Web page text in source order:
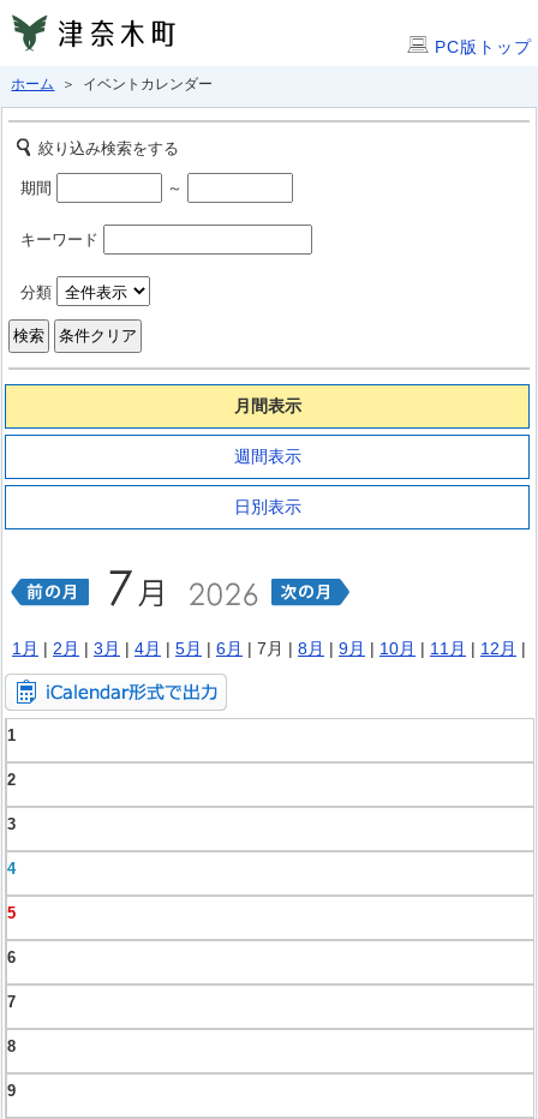
PC版トップ
ホーム ＞ イベントカレンダー
絞り込み検索をする
期間 ～
キーワード
分類
月間表示
週間表示
日別表示
1月 | 2月 | 3月 | 4月 | 5月 | 6月 | 7月 | 8月 | 9月 | 10月 | 11月 | 12月 |
1
2
3
4
5
6
7
8
9